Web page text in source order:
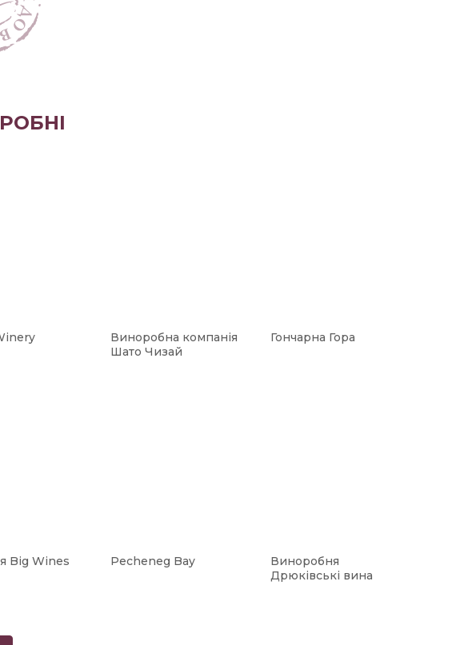
Виноробна компанія
Шато Чизай
Гончарна Гора
Big Wines Pecheneg Bay
Виноробня
Дрюківські вина